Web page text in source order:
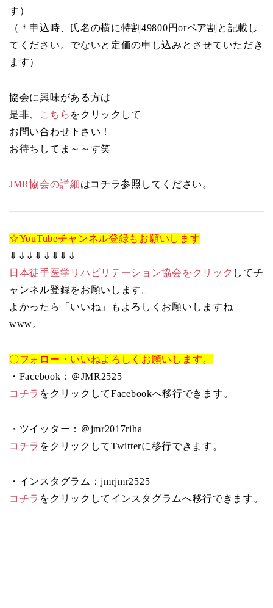
す）
（＊申込時、氏名の横に特割49800円orペア割と記載し
てください。でないと定価の申し込みとさせていただき
ます）
協会に興味がある方は
是非、
こちら をクリックして
お問い合わせ下さい！
お待ちしてま～～す笑
JMR協会の詳細はコチラ参照してください。
☆YouTubeチャンネル登録もお願いします
⇓⇓⇓⇓⇓⇓⇓⇓
日本徒手医学リハビリテーション協会をクリック してチ
ャンネル登録をお願いします。
よかったら「いいね」もよろしくお願いしますね
www。
〇フォロー・いいねよろしくお願いします。
・Facebook：＠JMR2525
コチラ をクリックしてFacebookへ移行できます。
・ツイッター：＠jmr2017riha
コチラ をクリックしてTwitterに移行できます。
・インスタグラム：jmrjmr2525
コチラ をクリックしてインスタグラムへ移行できます。